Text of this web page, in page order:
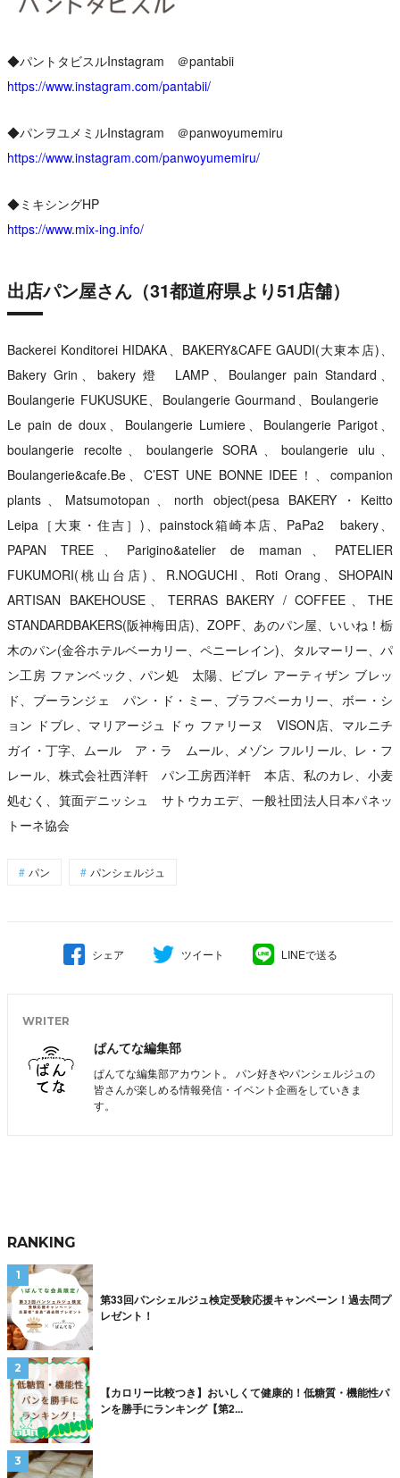
◆パントタビスルInstagram ＠pantabii
https://www.instagram.com/pantabii/
◆パンヲユメミルInstagram ＠panwoyumemiru
https://www.instagram.com/panwoyumemiru/
◆ミキシングHP
https://www.mix-ing.info/
出店パン屋さん（31都道府県より51店舗）
Backerei Konditorei HIDAKA、BAKERY&CAFE GAUDI(大東本店)、
Bakery Grin、bakery 燈 LAMP、Boulanger pain Standard、
Boulangerie FUKUSUKE、Boulangerie Gourmand、Boulangerie
Le pain de doux、Boulangerie Lumiere、Boulangerie Parigot、
boulangerie recolte、boulangerie SORA、boulangerie ulu、
Boulangerie&cafe.Be、C’EST UNE BONNE IDEE！、companion
plants、Matsumotopan、north object(pesa BAKERY・Keitto
Leipa［大東・住吉］)、painstock箱崎本店、PaPa2 bakery、
PAPAN TREE、Parigino&atelier de maman、PATELIER
FUKUMORI(桃山台店)、R.NOGUCHI、Roti Orang、SHOPAIN
ARTISAN BAKEHOUSE、TERRAS BAKERY / COFFEE、THE
STANDARDBAKERS(阪神梅田店)、ZOPF、あのパン屋、いいね！栃
木のパン(金谷ホテルベーカリー、ペニーレイン)、タルマーリー、パ
ン工房 ファンベック、パン処 太陽、ビブレ アーティザン ブレッ
ド、ブーランジェ パン・ド・ミー、ブラフベーカリー、ボー・シ
ョン ドブレ、マリアージュ ドゥ ファリーヌ VISON店、マルニチ
ガイ・丁字、ムール ア・ラ ムール、メゾン フルリール、レ・フ
レール、株式会社西洋軒 パン工房西洋軒 本店、私のカレ、小麦
処むく、箕面デニッシュ サトウカエデ、一般社団法人日本パネッ
トーネ協会
パン パンシェルジュ
シェア ツイート LINEで送る
WRITER
ぱんてな編集部
ぱんてな編集部アカウント。 パン好きやパンシェルジュの
皆さんが楽しめる情報発信・イベント企画をしていきま
す。
RANKING
第33回パンシェルジュ検定受験応援キャンペーン！過去問プ
レゼント！
【カロリー比較つき】おいしくて健康的！低糖質・機能性パ
ンを勝手にランキング【第2...